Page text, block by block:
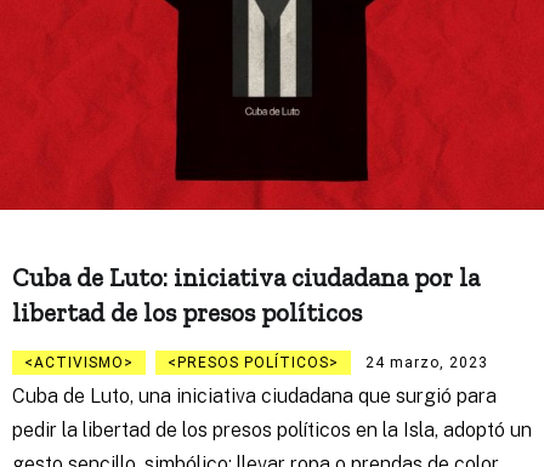
Cuba de Luto: iniciativa ciudadana por la
libertad de los presos políticos
ACTIVISMO PRESOS POLÍTICOS 24 marzo, 2023
Cuba de Luto, una iniciativa ciudadana que surgió para
pedir la libertad de los presos políticos en la Isla, adoptó un